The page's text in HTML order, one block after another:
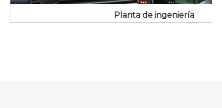
Planta de ingeniería